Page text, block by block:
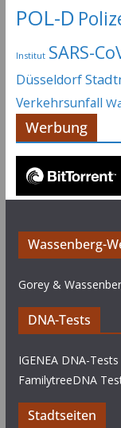
POL-D
Institut SARS-
Düsseldorf
Verkehrsunfall
Werbung
Wassenberg-
Gorey &
DNA-Tests
IGENEA DNA-Tests
FamilytreeDNA
Stadtseiten